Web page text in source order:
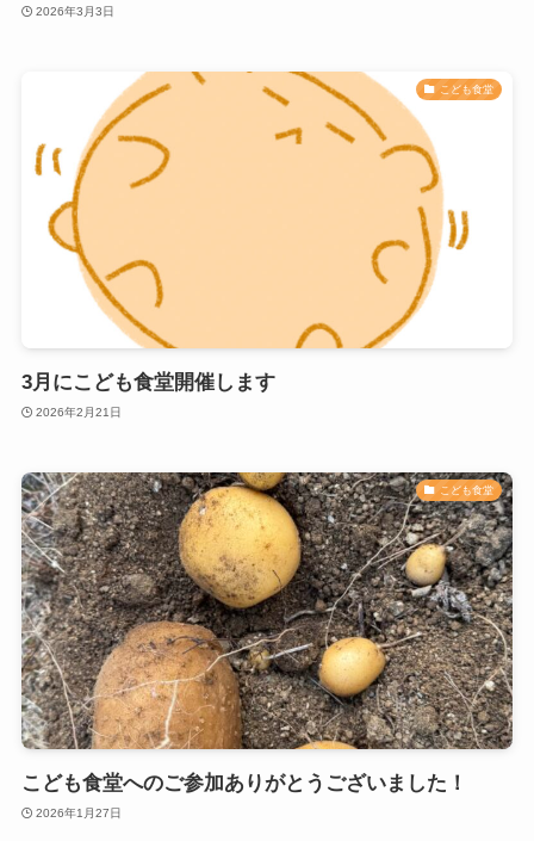
2026年3月3日
こども食堂
3月にこども食堂開催します
2026年2月21日
こども食堂
こども食堂へのご参加ありがとうございました！
2026年1月27日